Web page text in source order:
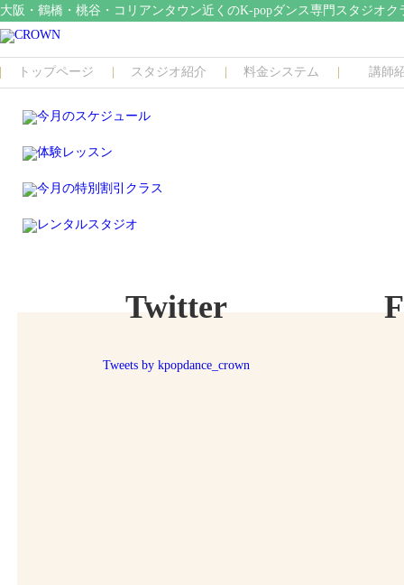
大阪・鶴橋・桃谷・コリアンタウン近くのK-popダンス専門スタジオク
トップページ スタジオ紹介 料金システム 講師
Twitter
Tweets by kpopdance_crown